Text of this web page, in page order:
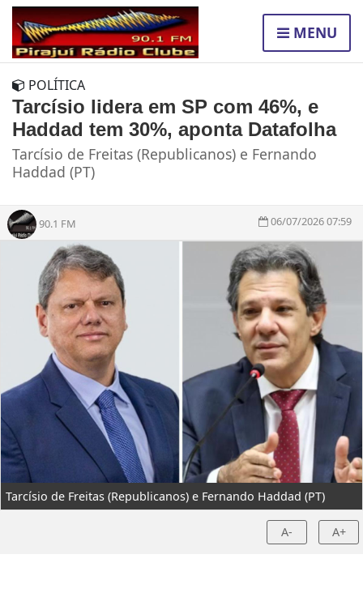
MENU
POLÍTICA
Tarcísio lidera em SP com 46%, e
Haddad tem 30%, aponta Datafolha
Tarcísio de Freitas (Republicanos) e Fernando
Haddad (PT)
90.1 FM 06/07/2026 07:59
Tarcísio de Freitas (Republicanos) e Fernando Haddad (PT)
A- A+